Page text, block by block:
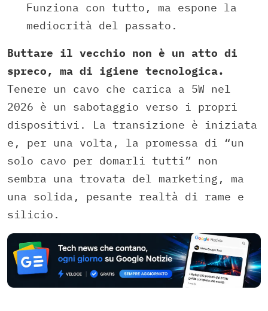
Funziona con tutto, ma espone la
mediocrità del passato.
Buttare il vecchio non è un atto di
spreco, ma di igiene tecnologica.
Tenere un cavo che carica a 5W nel
2026 è un sabotaggio verso i propri
dispositivi. La transizione è iniziata
e, per una volta, la promessa di “un
solo cavo per domarli tutti” non
sembra una trovata del marketing, ma
una solida, pesante realtà di rame e
silicio.